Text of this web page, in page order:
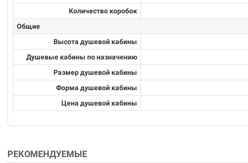
Количество коробок
Общие
Высота душевой кабины
Душевые кабины по назначению
Размер душевой кабины
Форма душевой кабины
Цена душевой кабины
РЕКОМЕНДУЕМЫЕ